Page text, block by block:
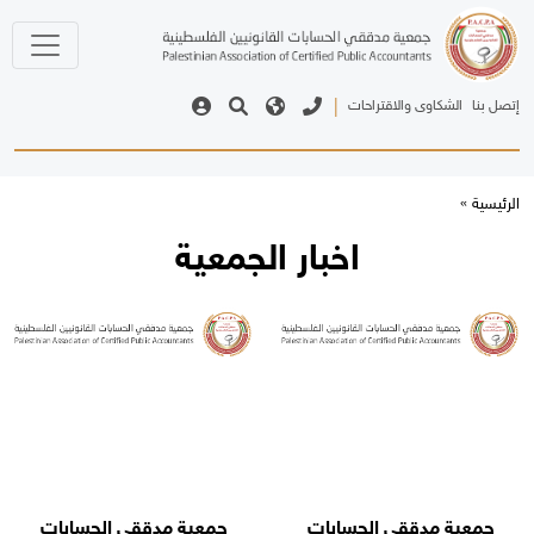
|
الجمعية